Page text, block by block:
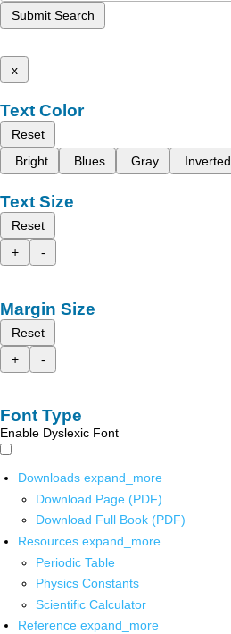
Submit Search
x
Text Color
Reset
Bright
Blues Gray Inverted
Text Size
Reset
+
-
Margin Size
Reset
+
-
Font Type
Enable Dyslexic Font
Downloads expand_more
Download Page (PDF)
Download Full Book (PDF)
Resources expand_more
Periodic Table
Physics Constants
Scientific Calculator
Reference expand_more